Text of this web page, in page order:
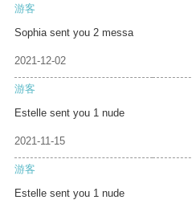
游客
Sophia sent you 2 messa
2021-12-02
游客
Estelle sent you 1 nude
2021-11-15
游客
Estelle sent you 1 nude